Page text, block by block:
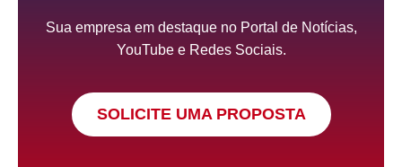
Sua empresa em destaque no Portal de Notícias,
YouTube e Redes Sociais.
SOLICITE UMA PROPOSTA